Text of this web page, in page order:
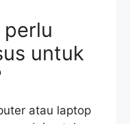
perlu
untuk
atau laptop